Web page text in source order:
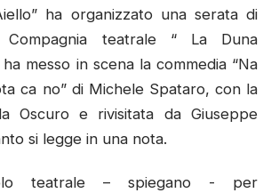
ha organizzato una serata di
teatrale “ La Duna
ha messo in scena la commedia “Na
ca no” di Michele Spataro, con la
Oscuro e rivisitata da Giuseppe
si legge in una nota.
teatrale – spiegano - per